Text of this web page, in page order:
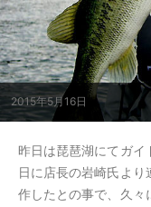
2015年5月16日
昨日は琵琶湖にてガ
日に店長の岩崎氏よ
作したとの事で、久